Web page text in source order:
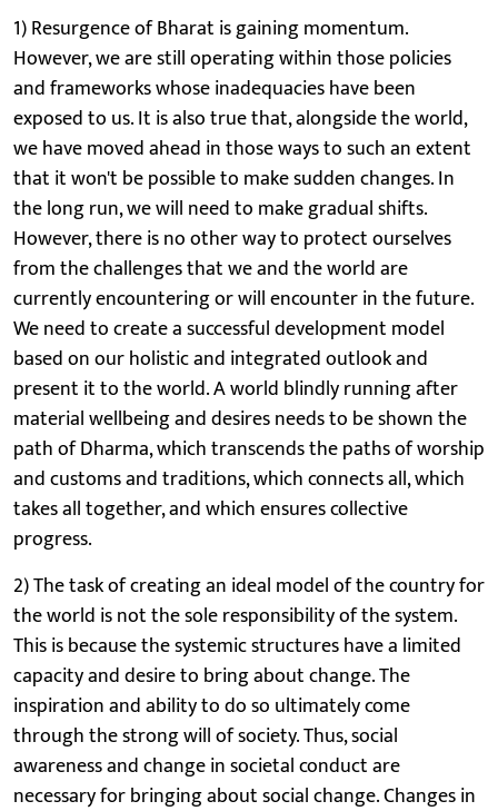
1) Resurgence of Bharat is gaining momentum.
However, we are still operating within those policies
and frameworks whose inadequacies have been
exposed to us. It is also true that, alongside the world,
we have moved ahead in those ways to such an extent
that it won't be possible to make sudden changes. In
the long run, we will need to make gradual shifts.
However, there is no other way to protect ourselves
from the challenges that we and the world are
currently encountering or will encounter in the future.
We need to create a successful development model
based on our holistic and integrated outlook and
present it to the world. A world blindly running after
material wellbeing and desires needs to be shown the
path of Dharma, which transcends the paths of worship
and customs and traditions, which connects all, which
takes all together, and which ensures collective
progress.
2) The task of creating an ideal model of the country for
the world is not the sole responsibility of the system.
This is because the systemic structures have a limited
capacity and desire to bring about change. The
inspiration and ability to do so ultimately come
through the strong will of society. Thus, social
awareness and change in societal conduct are
necessary for bringing about social change. Changes in